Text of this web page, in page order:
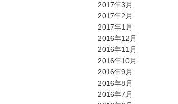
2017年3月
2017年2月
2017年1月
2016年12月
2016年11月
2016年10月
2016年9月
2016年8月
2016年7月